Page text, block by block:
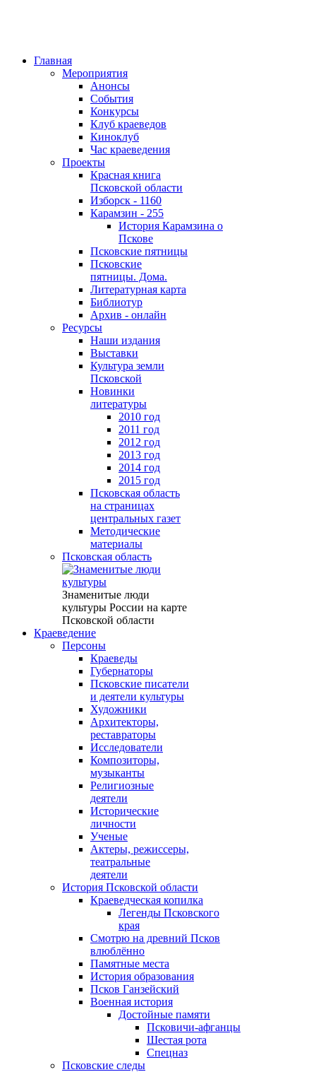
Главная
Мероприятия
Анонсы
События
Конкурсы
Клуб краеведов
Киноклуб
Час краеведения
Проекты
Красная книга
Псковской области
Изборск - 1160
Карамзин - 255
История Карамзина о
Пскове
Псковские пятницы
Псковские
пятницы. Дома.
Литературная карта
Библиотур
Архив - онлайн
Ресурсы
Наши издания
Выставки
Культура земли
Псковской
Новинки
литературы
2010 год
2011 год
2012 год
2013 год
2014 год
2015 год
Псковская область
на страницах
центральных газет
Методические
материалы
Псковская область
Знаменитые люди
культуры России на карте
Псковской области
Краеведение
Персоны
Краеведы
Губернаторы
Псковские писатели
и деятели культуры
Художники
Архитекторы,
реставраторы
Исследователи
Композиторы,
музыканты
Религиозные
деятели
Исторические
личности
Ученые
Актеры, режиссеры,
театральные
деятели
История Псковской области
Краеведческая копилка
Легенды Псковского
края
Смотрю на древний Псков
влюблённо
Памятные места
История образования
Псков Ганзейский
Военная история
Достойные памяти
Псковичи-афганцы
Шестая рота
Спецназ
Псковские следы